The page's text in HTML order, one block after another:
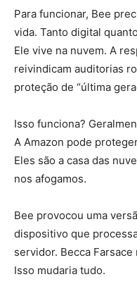
Para funcionar, Bee
vida. Tanto digital
Ele vive na nuvem. A
reivindicam auditorias
proteção de “última
Isso funciona?
A Amazon pode
Eles são a casa das
nos afogamos.
Bee provocou uma
dispositivo que
servidor. Becca
Isso mudaria tudo.